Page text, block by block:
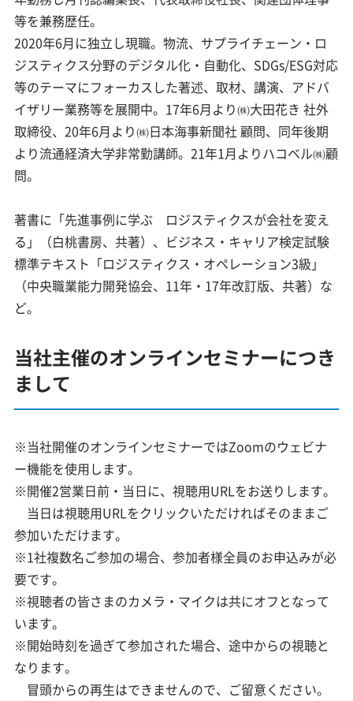
等を兼務歴任。
2020年6月に独立し現職。物流、サプライチェーン・ロ
ジスティクス分野のデジタル化・自動化、SDGs/ESG対応
等のテーマにフォーカスした著述、取材、講演、アドバ
イザリー業務等を展開中。17年6月より㈱大田花き 社外
取締役、20年6月より㈱日本海事新聞社 顧問、同年後期
より流通経済大学非常勤講師。21年1月よりハコベル㈱顧
問。
著書に「先進事例に学ぶ ロジスティクスが会社を変え
る」（白桃書房、共著）、ビジネス・キャリア検定試験
標準テキスト「ロジスティクス・オペレーション3級」
（中央職業能力開発協会、11年・17年改訂版、共著）な
ど。
当社主催のオンラインセミナーにつき
まして
※当社開催のオンラインセミナーではZoomのウェビナ
ー機能を使用します。
※開催2営業日前・当日に、視聴用URLをお送りします。
当日は視聴用URLをクリックいただければそのままご
参加いただけます。
※1社複数名ご参加の場合、参加者様全員のお申込みが必
要です。
※視聴者の皆さまのカメラ・マイクは共にオフとなって
います。
※開始時刻を過ぎて参加された場合、途中からの視聴と
なります。
冒頭からの再生はできませんので、ご留意ください。